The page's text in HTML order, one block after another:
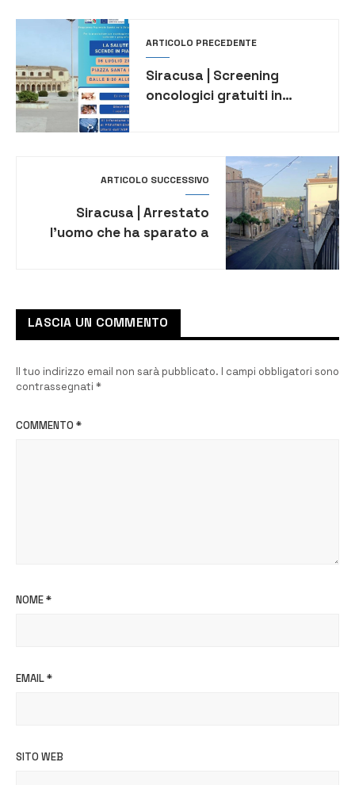
ARTICOLO PRECEDENTE
Siracusa | Screening
oncologici gratuiti in
ARTICOLO SUCCESSIVO
Siracusa | Arrestato
l’uomo che ha sparato a
LASCIA UN COMMENTO
Il tuo indirizzo email non sarà pubblicato. I campi obbligatori sono
contrassegnati *
COMMENTO *
NOME*
EMAIL*
SITO WEB